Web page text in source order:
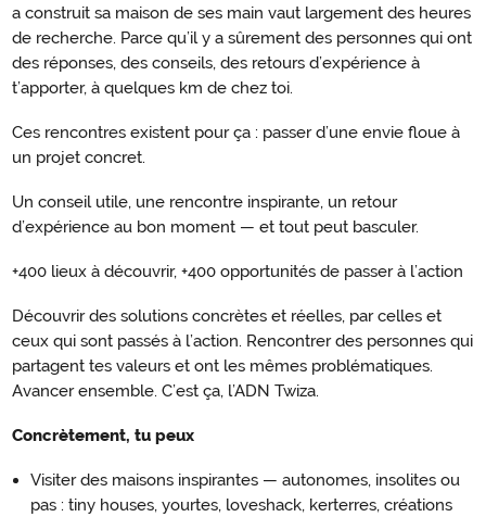
a construit sa maison de ses main vaut largement des heures
de recherche. Parce qu’il y a sûrement des personnes qui ont
des réponses, des conseils, des retours d’expérience à
t’apporter, à quelques km de chez toi.
Ces rencontres existent pour ça : passer d’une envie floue à
un projet concret.
Un conseil utile, une rencontre inspirante, un retour
d’expérience au bon moment — et tout peut basculer.
+400 lieux à découvrir, +400 opportunités de passer à l’action
Découvrir des solutions concrètes et réelles, par celles et
ceux qui sont passés à l’action. Rencontrer des personnes qui
partagent tes valeurs et ont les mêmes problématiques.
Avancer ensemble. C’est ça, l’ADN Twiza.
Concrètement, tu peux
Visiter des maisons inspirantes — autonomes, insolites ou
pas : tiny houses, yourtes, loveshack, kerterres, créations